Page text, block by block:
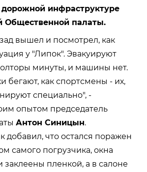
дорожной инфраструктуре
Общественной палаты.
вышел и посмотрел, как
у "Липок". Эвакуируют
минуты, и машины нет.
бегают, как спортсмены - их,
специально", -
опытом председатель
Антон Синицын.
добавил, что остался поражен
самого погрузчика, окна
заклеены пленкой, а в салоне